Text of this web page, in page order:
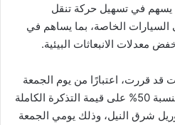
في تسهيل حركة تنقل
السيارات الخاصة، بما يساهم في
معدلات الانبعاثات البيئية.
قد قررت، اعتبارًا من يوم الجمعة
الموافق 15 مايو، تقديم خصم بنسبة 50% على قيمة التذكرة الكاملة
شرق النيل، وذلك يومي الجمعة